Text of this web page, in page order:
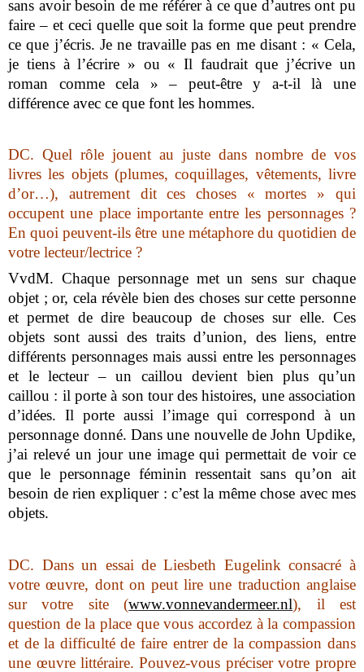
sans avoir besoin de me référer à ce que d’autres ont pu
faire – et ceci quelle que soit la forme que peut prendre
ce que j’écris. Je ne travaille pas en me disant : « Cela,
je tiens à l’écrire » ou « Il faudrait que j’écrive un
roman comme cela » – peut-être y a-t-il là une
différence avec ce que font les hommes.
DC. Quel rôle jouent au juste dans nombre de vos
livres les objets (plumes, coquillages, vêtements, livre
d’or…), autrement dit ces choses « mortes » qui
occupent une place importante entre les personnages ?
En quoi peuvent-ils être une métaphore du quotidien de
votre lecteur/lectrice ?
VvdM. Chaque personnage met un sens sur chaque
objet ; or, cela révèle bien des choses sur cette personne
et permet de dire beaucoup de choses sur elle. Ces
objets sont aussi des traits d’union, des liens, entre
différents personnages mais aussi entre les personnages
et le lecteur – un caillou devient bien plus qu’un
caillou : il porte à son tour des histoires, une association
d’idées. Il porte aussi l’image qui correspond à un
personnage donné. Dans une nouvelle de John Updike,
j’ai relevé un jour une image qui permettait de voir ce
que le personnage féminin ressentait sans qu’on ait
besoin de rien expliquer : c’est la même chose avec mes
objets.
DC. Dans un essai de Liesbeth Eugelink consacré à
votre œuvre, dont on peut lire une traduction anglaise
sur votre site (www.vonnevandermeer.nl), il est
question de la place que vous accordez à la compassion
et de la difficulté de faire entrer de la compassion dans
une œuvre littéraire. Pouvez-vous préciser votre propre